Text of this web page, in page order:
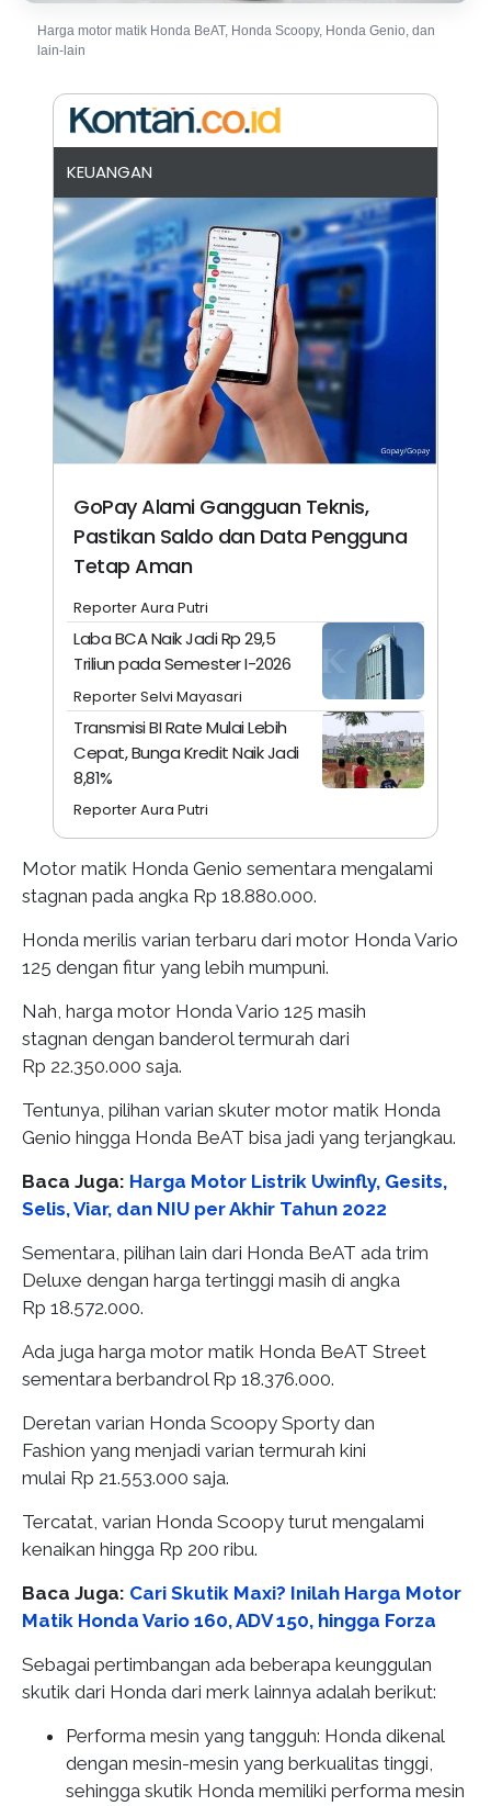
Harga motor matik Honda BeAT, Honda Scoopy, Honda Genio, dan
lain-lain
KEUANGAN
GoPay Alami Gangguan Teknis,
Pastikan Saldo dan Data Pengguna
Tetap Aman
Reporter Aura Putri
Laba BCA Naik Jadi Rp 29,5
Triliun pada Semester I-2026
Reporter Selvi Mayasari
Transmisi BI Rate Mulai Lebih
Cepat, Bunga Kredit Naik Jadi
8,81%
Reporter Aura Putri
Motor matik Honda Genio sementara mengalami
stagnan pada angka Rp 18.880.000.
Honda merilis varian terbaru dari motor Honda Vario
125 dengan fitur yang lebih mumpuni.
Nah, harga motor Honda Vario 125 masih
stagnan dengan banderol termurah dari
Rp 22.350.000 saja.
Tentunya, pilihan varian skuter motor matik Honda
Genio hingga Honda BeAT bisa jadi yang terjangkau.
Baca Juga: Harga Motor Listrik Uwinfly, Gesits,
Selis, Viar, dan NIU per Akhir Tahun 2022
Sementara, pilihan lain dari Honda BeAT ada trim
Deluxe dengan harga tertinggi masih di angka
Rp 18.572.000.
Ada juga harga motor matik Honda BeAT Street
sementara berbandrol Rp 18.376.000.
Deretan varian Honda Scoopy Sporty dan
Fashion yang menjadi varian termurah kini
mulai Rp 21.553.000 saja.
Tercatat, varian Honda Scoopy turut mengalami
kenaikan hingga Rp 200 ribu.
Baca Juga: Cari Skutik Maxi? Inilah Harga Motor
Matik Honda Vario 160, ADV 150, hingga Forza
Sebagai pertimbangan ada beberapa keunggulan
skutik dari Honda dari merk lainnya adalah berikut:
Performa mesin yang tangguh: Honda dikenal
dengan mesin-mesin yang berkualitas tinggi,
sehingga skutik Honda memiliki performa mesin